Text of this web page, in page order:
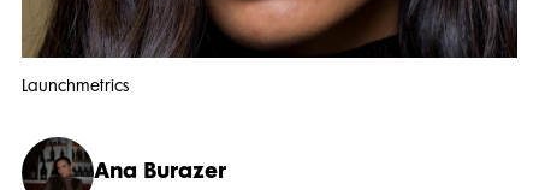
Launchmetrics
Ana Burazer